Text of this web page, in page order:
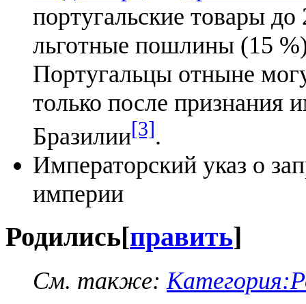
португальские товары
льготные пошлины (15
Португальцы отныне
только после признания
Бразилии[3].
Императорский указ о
империи
Родились[править]
См. также: